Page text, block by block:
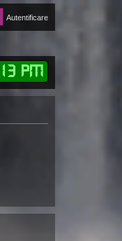
Autentificare
15 PM